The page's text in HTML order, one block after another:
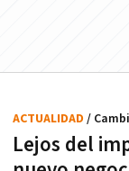
Lejos del
ACTUALIDAD /